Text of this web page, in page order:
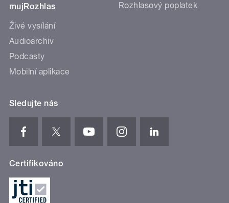
mujRozhlas
Živé vysílání
Audioarchiv
Podcasty
Mobilní aplikace
Rozhlasový poplatek
Sledujte nás
Certifikováno